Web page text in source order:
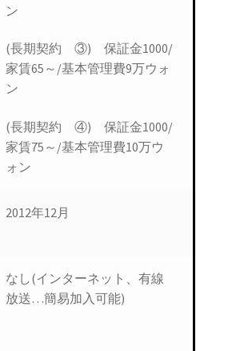
ン
(長期契約 ③) 保証金1000/
家賃65～/基本管理費9万ウォ
ン
(長期契約 ④) 保証金1000/
家賃75～/基本管理費10万ウ
ォン
2012年12月
なし(インターネット、有線
放送…簡易加入可能)